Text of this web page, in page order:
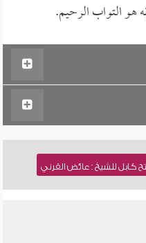
هو التواب الرحيم.
كابل للشيخ : عائض القرني